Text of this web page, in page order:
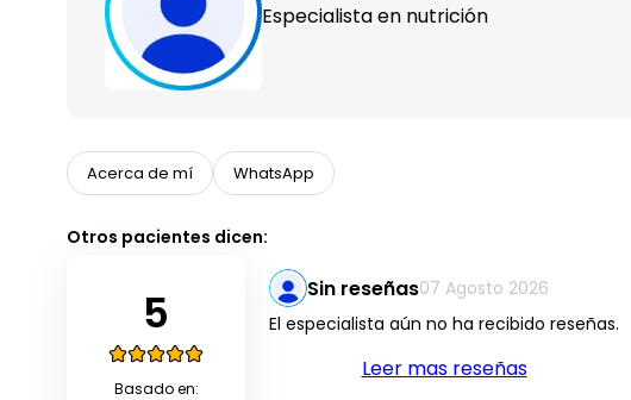
Especialista en nutrición
Acerca de mí WhatsApp
Otros pacientes dicen:
5
Basado en:
Sin reseñas07 Agosto 2026
El especialista aún no ha recibido reseñas.
Leer mas reseñas